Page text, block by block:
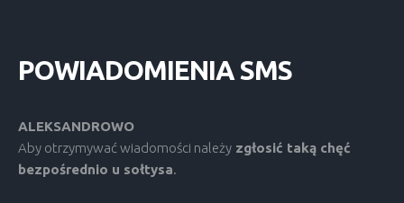
POWIADOMIENIA SMS
ALEKSANDROWO
Aby otrzymywać wiadomości należy zgłosić taką chęć
bezpośrednio u sołtysa.